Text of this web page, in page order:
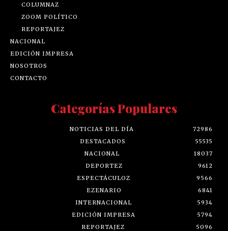
COLUMNAZ
ZOOM POLÍTICO
REPORTAJEZ
NACIONAL
EDICIÓN IMPRESA
NOSOTROS
CONTACTO
Categorías Populares
NOTICIAS DEL DÍA
72986
DESTACADOS
55535
NACIONAL
18037
DEPORTEZ
9612
ESPECTÁCULOZ
9566
EZENARIO
6841
INTERNACIONAL
5934
EDICIÓN IMPRESA
5794
REPORTAJEZ
5096